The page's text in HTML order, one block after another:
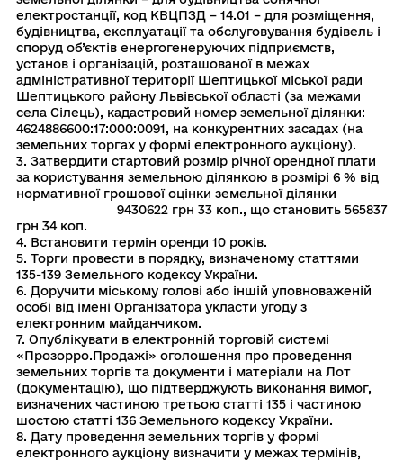
електростанції, код КВЦПЗД – 14.01 – для розміщення,
будівництва, експлуатації та обслуговування будівель і
споруд об’єктів енергогенеруючих підприємств,
установ і організацій, розташованої в межах
адміністративної території Шептицької міської ради
Шептицького району Львівської області (за межами
села Сілець), кадастровий номер земельної ділянки:
4624886600:17:000:0091, на конкурентних засадах (на
земельних торгах у формі електронного аукціону).
3. Затвердити стартовий розмір річної орендної плати
за користування земельною ділянкою в розмірі 6 % від
нормативної грошової оцінки земельної ділянки
9430622 грн 33 коп., що становить 565837
грн 34 коп.
4. Встановити термін оренди 10 років.
5. Торги провести в порядку, визначеному статтями
135-139 Земельного кодексу України.
6. Доручити міському голові або іншій уповноваженій
особі від імені Організатора укласти угоду з
електронним майданчиком.
7. Опублікувати в електронній торговій системі
«Прозорро.Продажі» оголошення про проведення
земельних торгів та документи і матеріали на Лот
(документацію), що підтверджують виконання вимог,
визначених частиною третьою статті 135 і частиною
шостою статті 136 Земельного кодексу України.
8. Дату проведення земельних торгів у формі
електронного аукціону визначити у межах термінів,